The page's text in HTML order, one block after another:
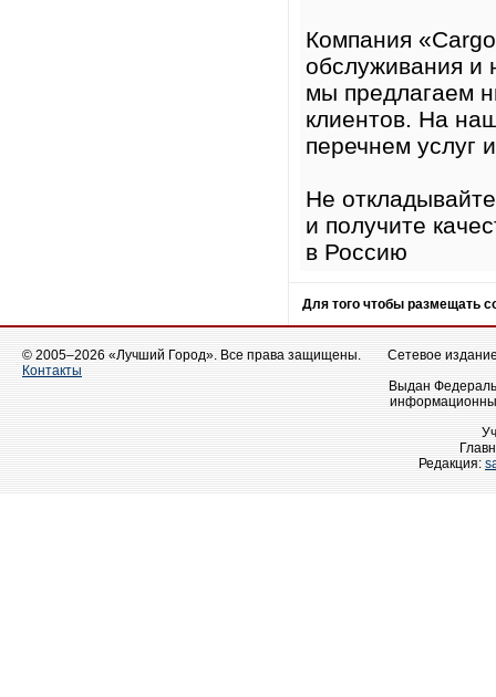
Компания
обслуживания и
мы предлагаем
клиентов. На
перечнем услуг
Не
и получите
в Россию
Для того чтобы размещать
© 2005–2026 «Лучший Город». Все права защищены.
Контакты
Сетевое
Выдан
Редакция: